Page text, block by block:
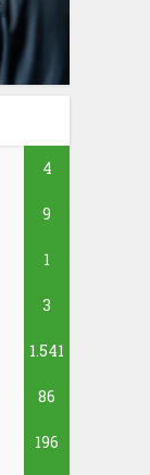
4
9
1
3
1.541
86
196